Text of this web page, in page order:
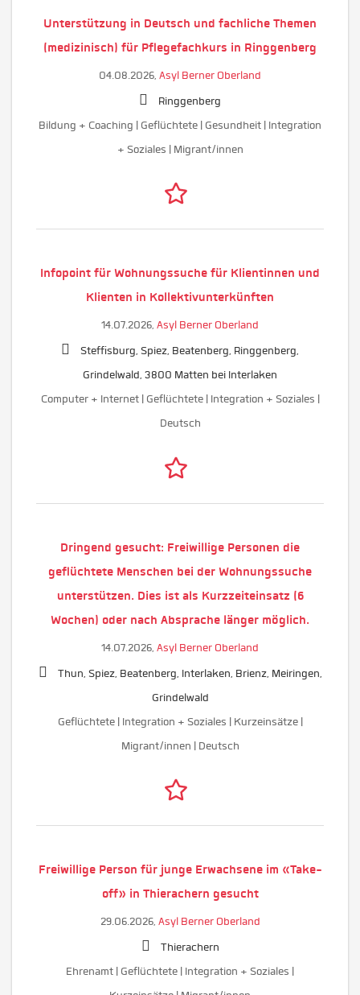
Unterstützung in Deutsch und fachliche Themen
(medizinisch) für Pflegefachkurs in Ringgenberg
04.08.2026, Asyl Berner Oberland
Ringgenberg
Bildung + Coaching | Geflüchtete | Gesundheit | Integration
+ Soziales | Migrant/innen
Infopoint für Wohnungssuche für Klientinnen und
Klienten in Kollektivunterkünften
14.07.2026, Asyl Berner Oberland
Steffisburg, Spiez, Beatenberg, Ringgenberg,
Grindelwald, 3800 Matten bei Interlaken
Computer + Internet | Geflüchtete | Integration + Soziales |
Deutsch
Dringend gesucht: Freiwillige Personen die
geflüchtete Menschen bei der Wohnungssuche
unterstützen. Dies ist als Kurzzeiteinsatz (6
Wochen) oder nach Absprache länger möglich.
14.07.2026, Asyl Berner Oberland
Thun, Spiez, Beatenberg, Interlaken, Brienz, Meiringen,
Grindelwald
Geflüchtete | Integration + Soziales | Kurzeinsätze |
Migrant/innen | Deutsch
Freiwillige Person für junge Erwachsene im «Take-
off» in Thierachern gesucht
29.06.2026, Asyl Berner Oberland
Thierachern
Ehrenamt | Geflüchtete | Integration + Soziales |